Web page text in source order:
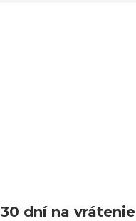
30 dní na vrátenie